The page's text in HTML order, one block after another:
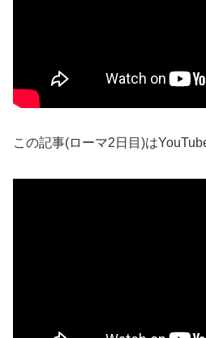
この記事(ローマ2日目)は